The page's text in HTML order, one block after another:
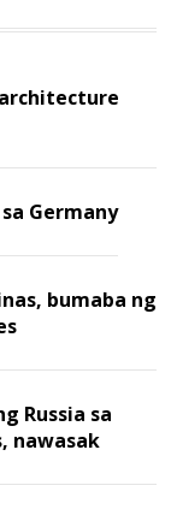
Germany
bumaba ng
Russia sa
nawasak